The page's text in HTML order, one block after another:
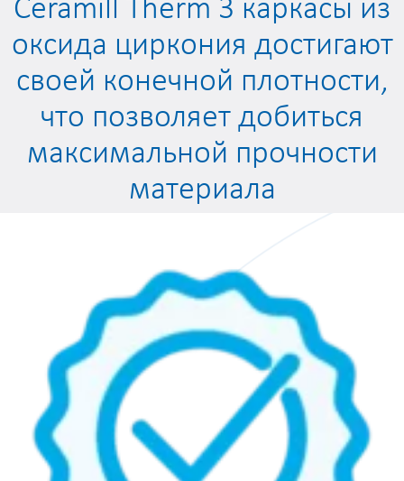
Ceramill Therm 3 каркасы из
оксида циркония достигают
своей конечной плотности,
что позволяет добиться
максимальной прочности
материала